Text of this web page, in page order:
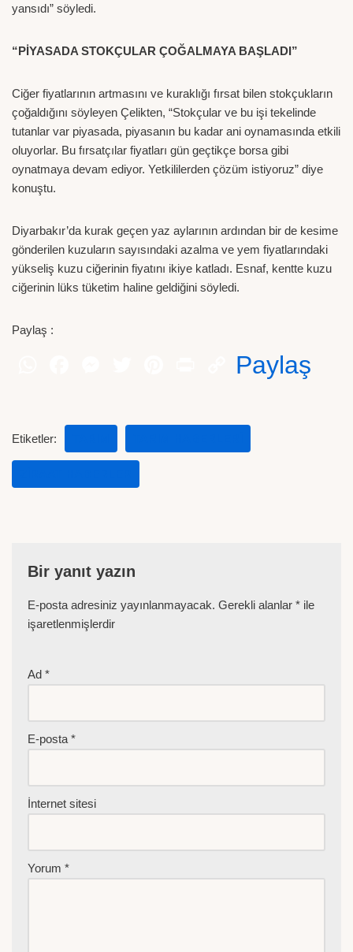
yansıdı” söyledi.
“PİYASADA STOKÇULAR ÇOĞALMAYA BAŞLADI”
Ciğer fiyatlarının artmasını ve kuraklığı fırsat bilen stokçukların
çoğaldığını söyleyen Çelikten, “Stokçular ve bu işi tekelinde
tutanlar var piyasada, piyasanın bu kadar ani oynamasında etkili
oluyorlar. Bu fırsatçılar fiyatları gün geçtikçe borsa gibi
oynatmaya devam ediyor. Yetkililerden çözüm istiyoruz” diye
konuştu.
Diyarbakır’da kurak geçen yaz aylarının ardından bir de kesime
gönderilen kuzuların sayısındaki azalma ve yem fiyatlarındaki
yükseliş kuzu ciğerinin fiyatını ikiye katladı. Esnaf, kentte kuzu
ciğerinin lüks tüketim haline geldiğini söyledi.
Paylaş :
Paylaş
Etiketler:
Bir yanıt yazın
E-posta adresiniz yayınlanmayacak. Gerekli alanlar * ile
işaretlenmişlerdir
Ad *
E-posta *
İnternet sitesi
Yorum *